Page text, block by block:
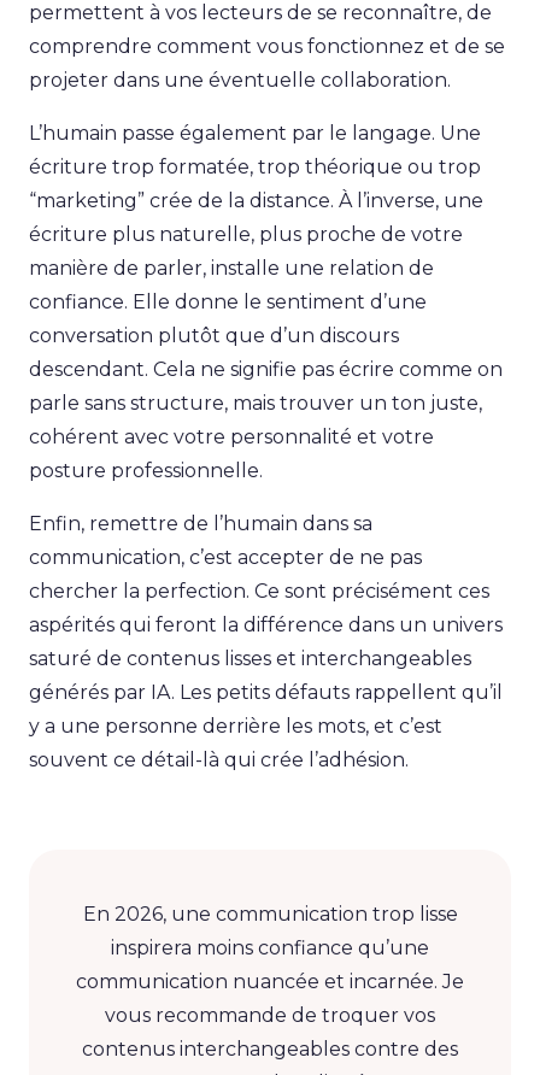
permettent à vos lecteurs de se reconnaître, de
comprendre comment vous fonctionnez et de se
projeter dans une éventuelle collaboration.
L’humain passe également par le langage. Une
écriture trop formatée, trop théorique ou trop
“marketing” crée de la distance. À l’inverse, une
écriture plus naturelle, plus proche de votre
manière de parler, installe une relation de
confiance. Elle donne le sentiment d’une
conversation plutôt que d’un discours
descendant. Cela ne signifie pas écrire comme on
parle sans structure, mais trouver un ton juste,
cohérent avec votre personnalité et votre
posture professionnelle.
Enfin, remettre de l’humain dans sa
communication, c’est accepter de ne pas
chercher la perfection. Ce sont précisément ces
aspérités qui feront la différence dans un univers
saturé de contenus lisses et interchangeables
générés par IA. Les petits défauts rappellent qu’il
y a une personne derrière les mots, et c’est
souvent ce détail-là qui crée l’adhésion.
En 2026, une communication trop lisse
inspirera moins confiance qu’une
communication nuancée et incarnée. Je
vous recommande de troquer vos
contenus interchangeables contre des